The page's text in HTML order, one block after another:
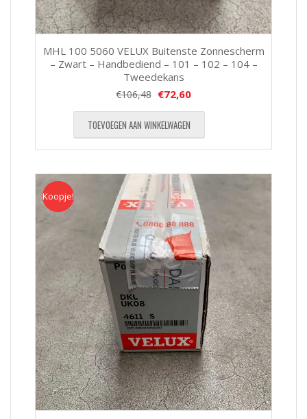
MHL 100 5060 VELUX Buitenste Zonnescherm
– Zwart – Handbediend – 101 – 102 – 104 –
Tweedekans
€106,48 €72,60
TOEVOEGEN AAN WINKELWAGEN
Koopje
Koopje!